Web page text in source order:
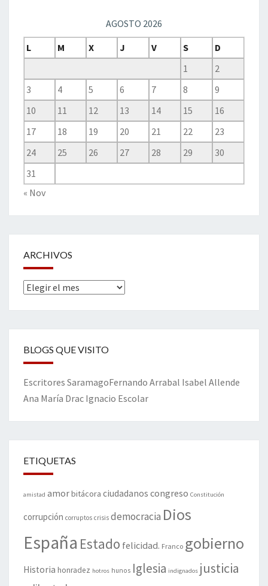
AGOSTO 2026
L
M X J V S
D
1
2
3
4 5 6 7 8
9
10
11 12 13 14 15
16
17
18 19 20 21 22
23
24
25 26 27 28 29
30
31
« Nov
ARCHIVOS
Archivos
BLOGS QUE VISITO
Escritores SaramagoFernando Arrabal Isabel Allende
Ana María Drac Ignacio Escolar
ETIQUETAS
amistad amorbitácora ciudadanos congreso Constitución
corrupción corruptos crisis democracia Dios
España Estado felicidad. Franco gobierno
Historia honradez hotros hunos Iglesia indignados justicia